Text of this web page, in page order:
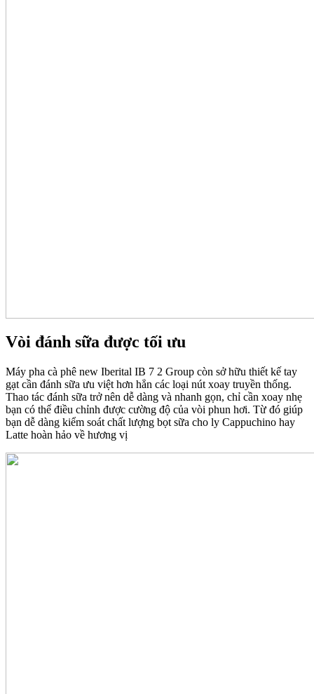
Vòi đánh sữa được tối ưu
Máy pha cà phê new Iberital IB 7 2 Group còn sở hữu thiết kế tay
gạt cần đánh sữa ưu việt hơn hẳn các loại nút xoay truyền thống.
Thao tác đánh sữa trở nên dễ dàng và nhanh gọn, chỉ cần xoay nhẹ
bạn có thể điều chỉnh được cường độ của vòi phun hơi. Từ đó giúp
bạn dễ dàng kiểm soát chất lượng bọt sữa cho ly Cappuchino hay
Latte hoàn hảo về hương vị